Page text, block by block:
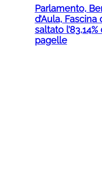
Parlamento,
d’Aula,
saltato
pagelle